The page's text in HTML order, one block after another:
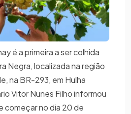
é a primeira a ser colhida
Negra, localizada na região
na BR-293, em Hulha
Vitor Nunes Filho informou
começar no dia 20 de